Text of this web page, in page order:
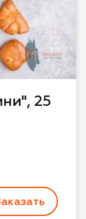
25